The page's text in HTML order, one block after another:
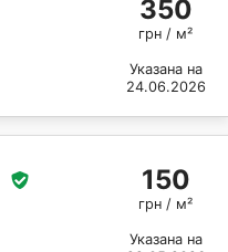
350
грн / м²
Указана на
24.06.2026
150
грн / м²
Указана на